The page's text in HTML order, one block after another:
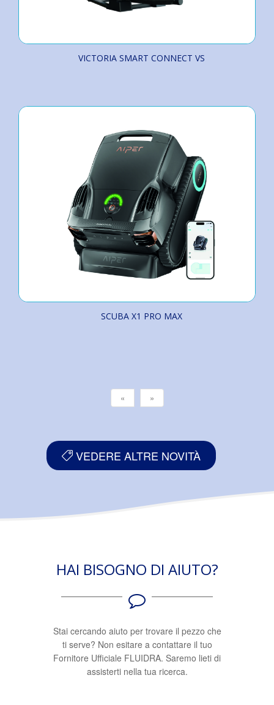
VICTORIA SMART CONNECT VS
SCUBA X1 PRO MAX
« »
VEDERE ALTRE NOVITÀ
HAI BISOGNO DI AIUTO?
Stai cercando aiuto per trovare il pezzo che
ti serve? Non esitare a contattare il tuo
Fornitore Ufficiale FLUIDRA. Saremo lieti di
assisterti nella tua ricerca.